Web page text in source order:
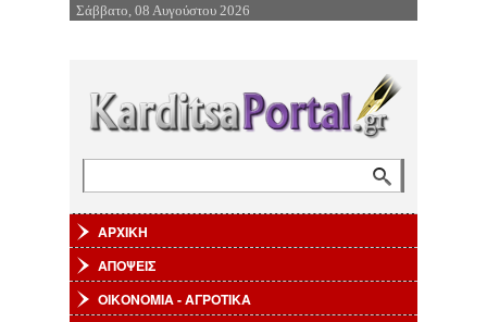
Επιστροφή στην Πλοήγηση
Σάββατο, 08 Αυγούστου 2026
ΑΡΧΙΚΗ
ΑΠΟΨΕΙΣ
ΟΙΚΟΝΟΜΙΑ - ΑΓΡΟΤΙΚΑ